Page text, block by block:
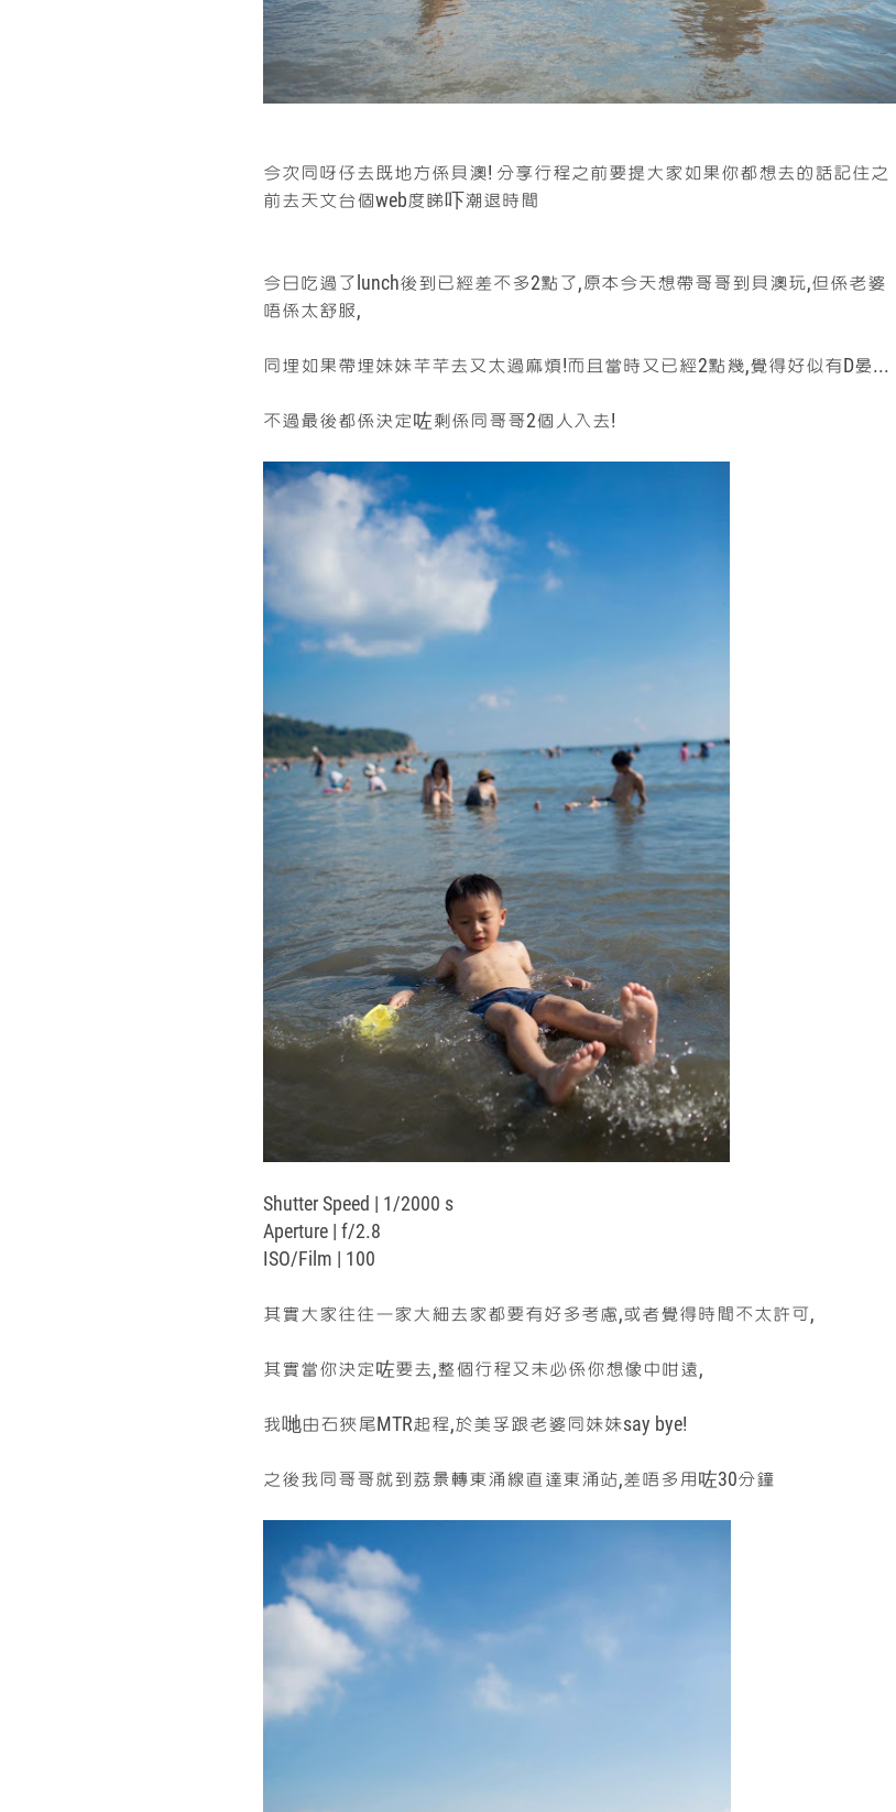
今次同呀仔去既地方係貝澳! 分享行程之前要提大家如果你都想去的話記住之
前去天文台個web度睇吓潮退時間
今日吃過了lunch後到已經差不多2點了,原本今天想帶哥哥到貝澳玩,但係老婆
唔係太舒服,
同埋如果帶埋妹妹芊芊去又太過麻煩!而且當時又已經2點幾,覺得好似有D晏...
不過最後都係決定咗剩係同哥哥2個人入去!
Shutter Speed | 1/2000 s
Aperture | f/2.8
ISO/Film | 100
其實大家往往一家大細去家都要有好多考慮,或者覺得時間不太許可,
其實當你決定咗要去,整個行程又未必係你想像中咁遠,
我哋由石狹尾MTR起程,於美孚跟老婆同妹妹say bye!
之後我同哥哥就到荔景轉東涌線直達東涌站,差唔多用咗30分鐘